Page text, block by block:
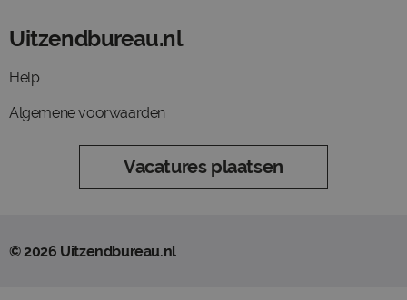
Uitzendbureau.nl
Help
Algemene voorwaarden
Vacatures plaatsen
© 2026 Uitzendbureau.nl